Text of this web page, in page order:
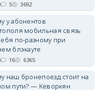
5 3692
у абонентов
мобильная связь
по-разному при
блэкауте
16 6365
наш бронепоезд стоит на
пути? — Кеворкян